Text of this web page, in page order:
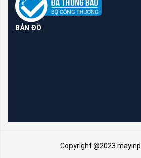
BẢN ĐỒ
Copyright @2023